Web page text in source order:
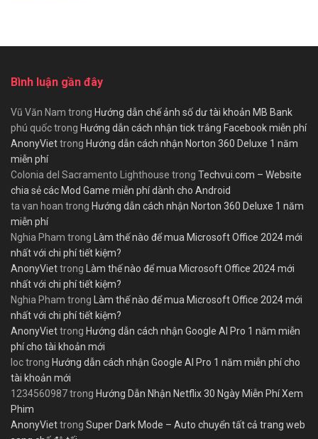
Bình luận gần đây
Vũ Văn Nam trong Hướng dẫn chế ảnh số dư tài khoản MB Bank
phú quốctrong Hướng dẫn cách nhận tick trắng Facebook miễn phí
AnonyViettrong Hướng dẫn cách nhận Norton 360 Deluxe 1 năm
miễn phí
Colonia del Sacramento Lighthouse trong Techvui.com – Website
chia sẻ các Mod Game miễn phí dành cho Android
ta van hoan trong Hướng dẫn cách nhận Norton 360 Deluxe 1 năm
miễn phí
Nghia Pham trong
Làm thế nào để mua Microsoft Office 2024 mới
nhất với chi phí tiết kiệm?
AnonyViettrong
Làm thế nào để mua Microsoft Office 2024 mới
nhất với chi phí tiết kiệm?
Nghia Pham trong
Làm thế nào để mua Microsoft Office 2024 mới
nhất với chi phí tiết kiệm?
AnonyViettrong Hướng dẫn cách nhận Google AI Pro 1 năm miễn
phí cho tài khoản mới
loctrong Hướng dẫn cách nhận Google AI Pro 1 năm miễn phí cho
tài khoản mới
1234560987trong Hướng Dẫn Nhận Netflix 30 Ngày Miễn Phí Xem
Phim
AnonyViettrong Super Dark Mode – Auto chuyển tất cả trang web